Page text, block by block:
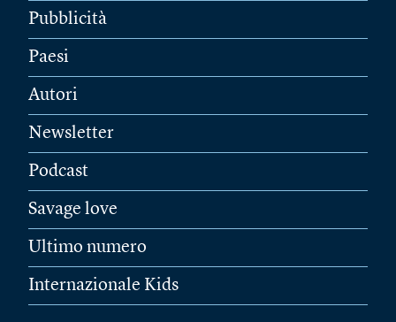
Pubblicità
Paesi
Autori
Newsletter
Podcast
Savage love
Ultimo numero
Internazionale Kids